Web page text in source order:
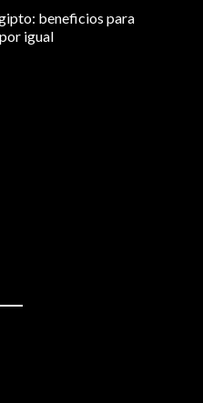
beneficios para
igual